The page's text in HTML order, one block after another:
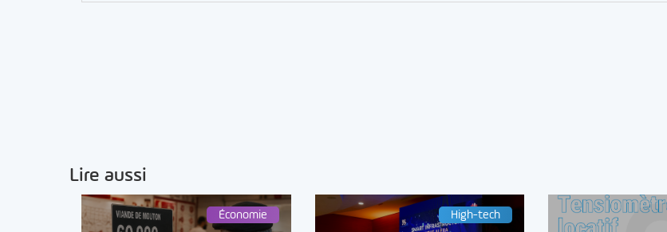
Lire aussi
Économie High-tech